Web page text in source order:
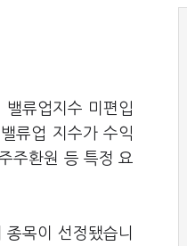
류업지수 미편입
류업 지수가 수익
주환원 등 특정 요
목이 선정됐습니